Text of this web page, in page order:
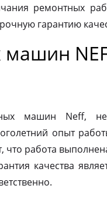
ремонтных
гарантию
машин Neff,
опыт
что работа
качества